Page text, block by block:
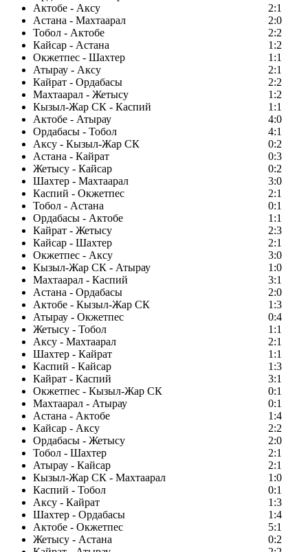
Актобе - Аксу
2:1
Астана - Махтаарал
2:0
Тобол - Актобе
2:2
Кайсар - Астана
1:2
Окжетпес - Шахтер
1:1
Атырау - Аксу
2:1
Кайрат - Ордабасы
2:2
Махтаарал - Жетысу
1:2
Кызыл-Жар СК - Каспий
1:1
Актобе - Атырау
4:0
Ордабасы - Тобол
4:1
Аксу - Кызыл-Жар СК
0:2
Астана - Кайрат
0:3
Жетысу - Кайсар
0:2
Шахтер - Махтаарал
3:0
Каспий - Окжетпес
2:1
Тобол - Астана
0:1
Ордабасы - Актобе
1:1
Кайрат - Жетысу
2:3
Кайсар - Шахтер
2:1
Окжетпес - Аксу
3:0
Кызыл-Жар СК - Атырау
1:0
Махтаарал - Каспий
3:1
Астана - Ордабасы
2:0
Актобе - Кызыл-Жар СК
1:3
Атырау - Окжетпес
0:4
Жетысу - Тобол
1:1
Аксу - Махтаарал
2:1
Шахтер - Кайрат
1:1
Каспий - Кайсар
1:3
Кайрат - Каспий
3:1
Окжетпес - Кызыл-Жар СК
0:1
Махтаарал - Атырау
0:1
Астана - Актобе
1:4
Кайсар - Аксу
2:2
Ордабасы - Жетысу
2:0
Тобол - Шахтер
2:1
Атырау - Кайсар
2:1
Кызыл-Жар СК - Махтаарал
1:0
Каспий - Тобол
0:1
Аксу - Кайрат
1:3
Шахтер - Ордабасы
1:4
Актобе - Окжетпес
5:1
Жетысу - Астана
0:2